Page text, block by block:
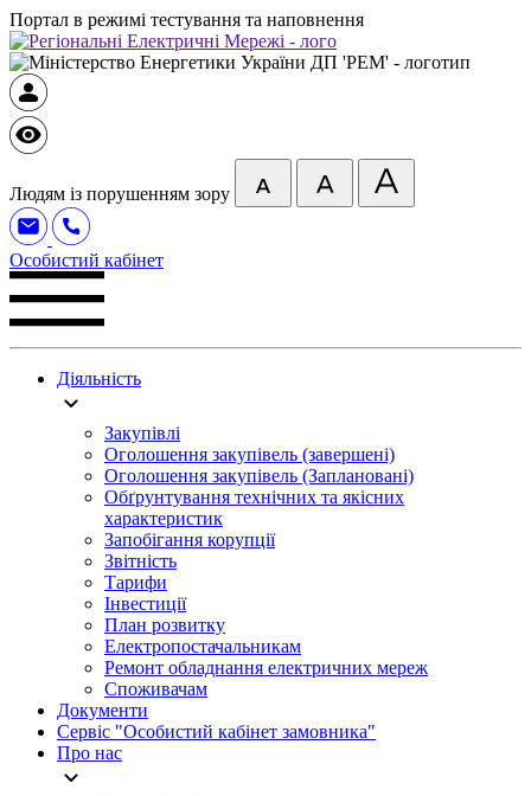
Портал в режимі тестування та наповнення
Людям із порушенням зору
Особистий кабінет
Діяльність
Закупівлі
Оголошення закупівель (завершені)
Оголошення закупівель (Заплановані)
Обґрунтування технічних та якісних
характеристик
Запобігання корупції
Звітність
Тарифи
Інвестиції
План розвитку
Електропостачальникам
Ремонт обладнання електричних мереж
Споживачам
Документи
Сервіс "Особистий кабінет замовника"
Про нас